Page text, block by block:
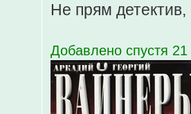
Не прям
Добавлено спустя